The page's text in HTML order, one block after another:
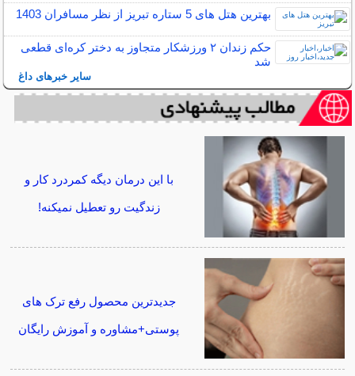
بهترین هتل های 5 ستاره تبریز از نظر مسافران 1403
حکم زندان ۲ ورزشکار متجاوز به دختر کره‌ای قطعی
شد
سایر خبرهای داغ
با این درمان دیگه کمردرد کار و
زندگیت رو تعطیل نمیکنه!
جدیدترین محصول رفع ترک های
پوستی+مشاوره و آموزش رایگان